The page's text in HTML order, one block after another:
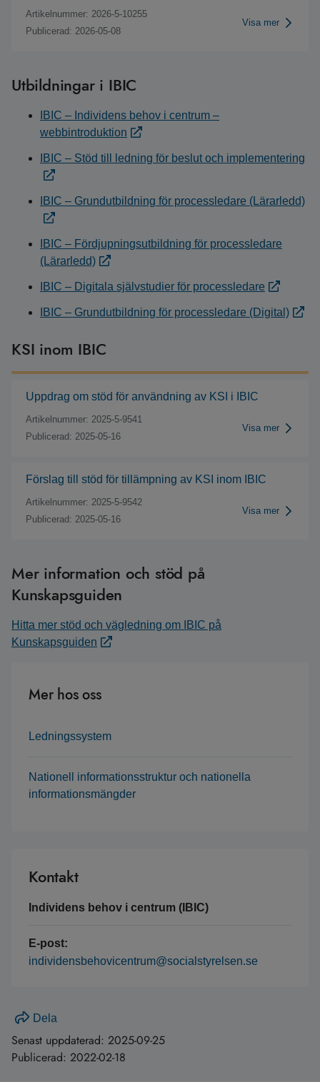
Artikelnummer: 2026-5-10255
Publicerad: 2026-05-08
Visa mer
Utbildningar i IBIC
IBIC – Individens behov i centrum –
webbintroduktion
IBIC – Stöd till ledning för beslut och implementering
IBIC – Grundutbildning för processledare (Lärarledd)
IBIC – Fördjupningsutbildning för processledare
(Lärarledd)
IBIC – Digitala självstudier för processledare
IBIC – Grundutbildning för processledare (Digital)
KSI inom IBIC
Uppdrag om stöd för användning av KSI i IBIC
Artikelnummer: 2025-5-9541
Publicerad: 2025-05-16
Visa mer
Förslag till stöd för tillämpning av KSI inom IBIC
Artikelnummer: 2025-5-9542
Publicerad: 2025-05-16
Visa mer
Mer information och stöd på
Kunskapsguiden
Hitta mer stöd och vägledning om IBIC på
Kunskapsguiden
Mer hos oss
Ledningssystem
Nationell informationsstruktur och nationella
informationsmängder
Kontakt
Individens behov i centrum (IBIC)
E-post:
individensbehovicentrum@socialstyrelsen.se
Dela
Senast uppdaterad: 2025-09-25
Publicerad: 2022-02-18